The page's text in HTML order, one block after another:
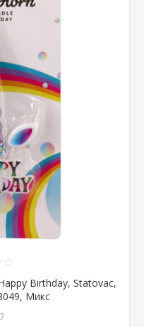
Birthday, Statovac,
Микс